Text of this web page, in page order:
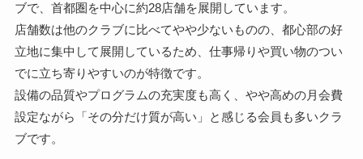
ブで、首都圏を中心に約28店舗を展開しています。
店舗数は他のクラブに比べてやや少ないものの、都心部の好
立地に集中して展開しているため、仕事帰りや買い物のつい
でに立ち寄りやすいのが特徴です。
設備の品質やプログラムの充実度も高く、やや高めの月会費
設定ながら「その分だけ質が高い」と感じる会員も多いクラ
ブです。